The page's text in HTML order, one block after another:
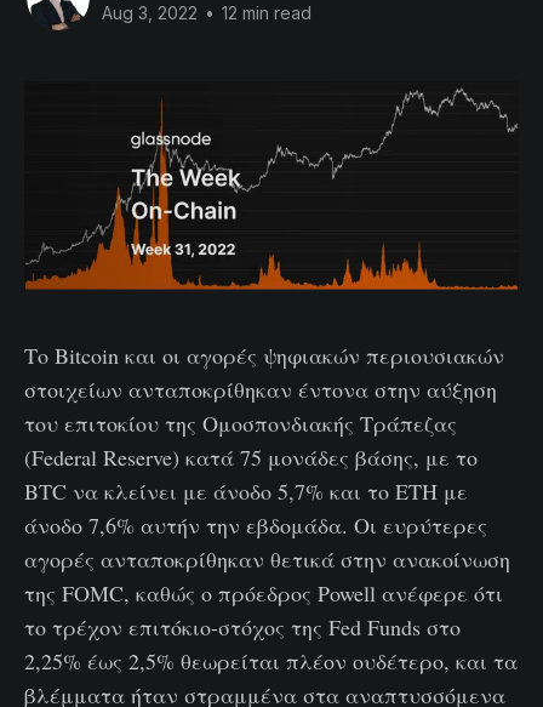
Aug 3, 2022 • 12 min read
Το Bitcoin και οι αγορές ψηφιακών περιουσιακών
στοιχείων ανταποκρίθηκαν έντονα στην αύξηση
του επιτοκίου της Ομοσπονδιακής Τράπεζας
(Federal Reserve) κατά 75 μονάδες βάσης, με το
BTC να κλείνει με άνοδο 5,7% και το ETH με
άνοδο 7,6% αυτήν την εβδομάδα. Οι ευρύτερες
αγορές ανταποκρίθηκαν θετικά στην ανακοίνωση
της FOMC, καθώς ο πρόεδρος Powell ανέφερε ότι
το τρέχον επιτόκιο-στόχος της Fed Funds στο
2,25% έως 2,5% θεωρείται πλέον ουδέτερο, και τα
βλέμματα ήταν στραμμένα στα αναπτυσσόμενα